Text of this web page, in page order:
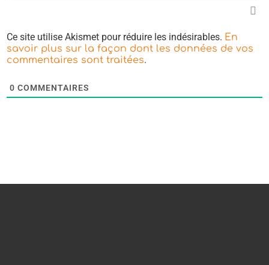
Ce site utilise Akismet pour réduire les indésirables. En
savoir plus sur la façon dont les données de vos
commentaires sont traitées.
0 COMMENTAIRES